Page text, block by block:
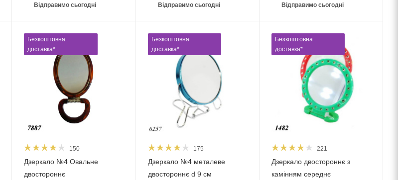
Відправимо сьогодні Відправимо сьогодні Відправимо сьогодні
Безкоштовна
доставка*
150
Дзеркало №4 Овальне
двостороннє
Безкоштовна
доставка*
175
Дзеркало №4 металеве
двостороннє d 9 см
Безкоштовна
доставка*
221
Дзеркало двостороннє з
камінням середнє